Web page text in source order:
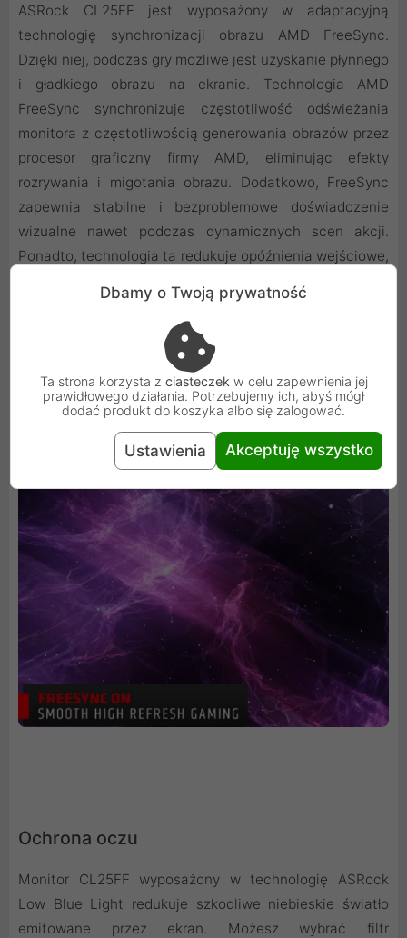
ASRock CL25FF jest wyposażony w adaptacyjną
technologię synchronizacji obrazu AMD FreeSync.
Dzięki niej, podczas gry możliwe jest uzyskanie płynnego
i gładkiego obrazu na ekranie. Technologia AMD
FreeSync synchronizuje częstotliwość odświeżania
monitora z częstotliwością generowania obrazów przez
procesor graficzny firmy AMD, eliminując efekty
rozrywania i migotania obrazu. Dodatkowo, FreeSync
zapewnia stabilne i bezproblemowe doświadczenie
wizualne nawet podczas dynamicznych scen akcji.
Ponadto, technologia ta redukuje opóźnienia wejściowe,
reakcji. Dzięki AMD FreeSync, użytkownicy mogą
cieszyć się wyższą jakością obrazu bez rozrywania lub
przesunięcia obrazu czy opóźnienia w jego
wyświetlaniu, co zwiększa komfort użytkowania
zarówno w grach, jak i podczas oglądania filmów.
Ochrona oczu
Monitor CL25FF wyposażony w technologię ASRock
Low Blue Light redukuje szkodliwe niebieskie światło
emitowane przez ekran. Możesz wybrać filtr
Dbamy o Twoją prywatność
Ta strona korzysta z ciasteczek w celu zapewnienia jej
prawidłowego działania. Potrzebujemy ich, abyś mógł
dodać produkt do koszyka albo się zalogować.
Ustawienia Akceptuję wszystko